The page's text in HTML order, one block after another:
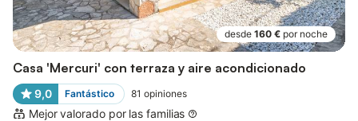
desde 160 € por noche
Casa 'Mercuri' con terraza y aire acondicionado
9,0 Fantástico 81 opiniones
Mejor valorado por las familias